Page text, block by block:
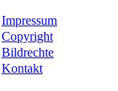
Impressum
Copyright
Bildrechte
Kontakt